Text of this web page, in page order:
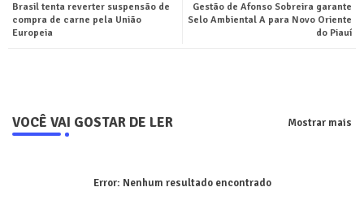
ter tsa
Gestão de Afonso Sobreira garante
Selo Ambiental A para Novo Oriente
do Piauí
Brasil tenta reverter suspensão de
compra de carne pela União
Europeia
VOCÊ VAI GOSTAR DE LER Mostrar mais
Error: Nenhum resultado encontrado